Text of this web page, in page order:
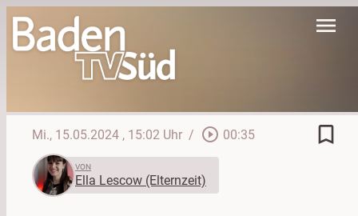
menu
Mi., 15.05.2024 , 15:02 Uhr / play_circle_outline 00:35 bookmark_border
VON
Ella Lescow (Elternzeit)